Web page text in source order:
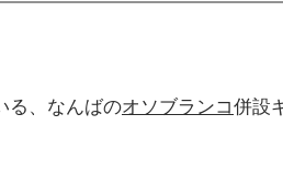
る、なんばのオソブランコ併設